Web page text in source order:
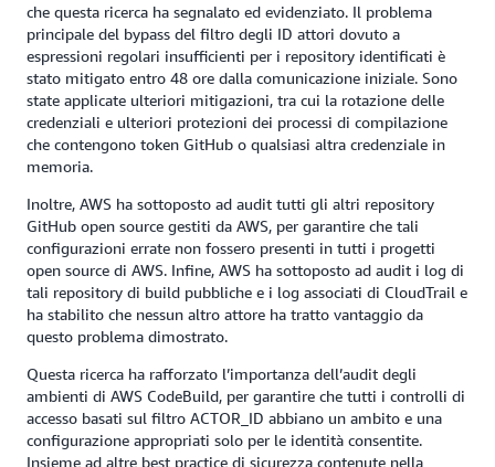
che questa ricerca ha segnalato ed evidenziato. Il problema
principale del bypass del filtro degli ID attori dovuto a
espressioni regolari insufficienti per i repository identificati è
stato mitigato entro 48 ore dalla comunicazione iniziale. Sono
state applicate ulteriori mitigazioni, tra cui la rotazione delle
credenziali e ulteriori protezioni dei processi di compilazione
che contengono token GitHub o qualsiasi altra credenziale in
memoria.
Inoltre, AWS ha sottoposto ad audit tutti gli altri repository
GitHub open source gestiti da AWS, per garantire che tali
configurazioni errate non fossero presenti in tutti i progetti
open source di AWS. Infine, AWS ha sottoposto ad audit i log di
tali repository di build pubbliche e i log associati di CloudTrail e
ha stabilito che nessun altro attore ha tratto vantaggio da
questo problema dimostrato.
Questa ricerca ha rafforzato l’importanza dell’audit degli
ambienti di AWS CodeBuild, per garantire che tutti i controlli di
accesso basati sul filtro ACTOR_ID abbiano un ambito e una
configurazione appropriati solo per le identità consentite.
Insieme ad altre best practice di sicurezza contenute nella